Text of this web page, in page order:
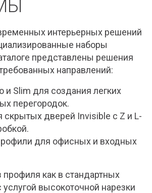
интерьерных решений
наборы
представлены решения
направлений:
и Slim для создания легких
перегородок.
дверей Invisible с Z и L-
для офисных и входных
профиля как в стандартных
услугой высокоточной нарезки